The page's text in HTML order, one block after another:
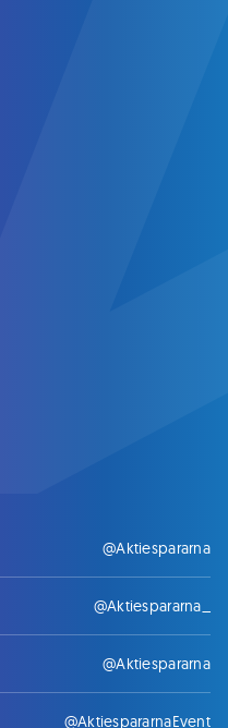
@Aktiespararna
@Aktiespararna_
@Aktiespararna
@AktiespararnaEvent